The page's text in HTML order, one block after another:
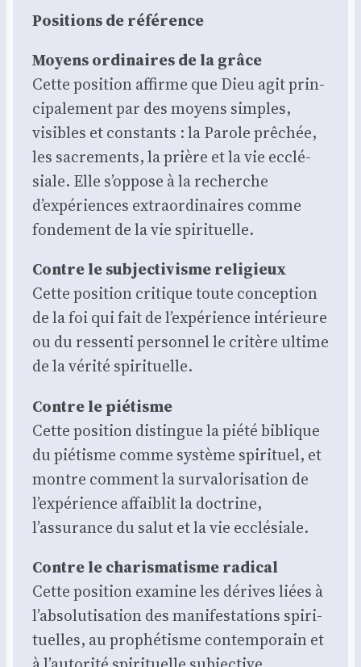
Posi­tions de réfé­rence
Moyens ordi­naires de la grâce
Cette posi­tion affirme que Dieu agit prin­
ci­pa­le­ment par des moyens simples,
visibles et constants : la Parole prê­chée,
les sacre­ments, la prière et la vie ecclé­
siale. Elle s’oppose à la recherche
d’expériences extra­or­di­naires comme
fon­de­ment de la vie spi­ri­tuelle.
Contre le sub­jec­ti­visme reli­gieux
Cette posi­tion cri­tique toute concep­tion
de la foi qui fait de l’expérience inté­rieure
ou du res­sen­ti per­son­nel le cri­tère ultime
de la véri­té spi­ri­tuelle.
Contre le pié­tisme
Cette posi­tion dis­tingue la pié­té biblique
du pié­tisme comme sys­tème spi­ri­tuel, et
montre com­ment la sur­va­lo­ri­sa­tion de
l’expérience affai­blit la doc­trine,
l’assurance du salut et la vie ecclé­siale.
Contre le cha­ris­ma­tisme radi­cal
Cette posi­tion exa­mine les dérives liées à
l’absolutisation des mani­fes­ta­tions spi­ri­
tuelles, au pro­phé­tisme contem­po­rain et